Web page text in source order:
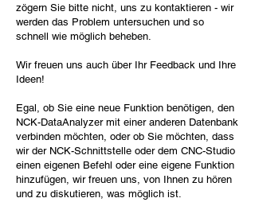
zögern Sie bitte nicht, uns zu kontaktieren - wir
werden das Problem untersuchen und so
schnell wie möglich beheben.
Wir freuen uns auch über Ihr Feedback und Ihre
Ideen!
Egal, ob Sie eine neue Funktion benötigen, den
NCK-DataAnalyzer mit einer anderen Datenbank
verbinden möchten, oder ob Sie möchten, dass
wir der NCK-Schnittstelle oder dem CNC-Studio
einen eigenen Befehl oder eine eigene Funktion
hinzufügen, wir freuen uns, von Ihnen zu hören
und zu diskutieren, was möglich ist.